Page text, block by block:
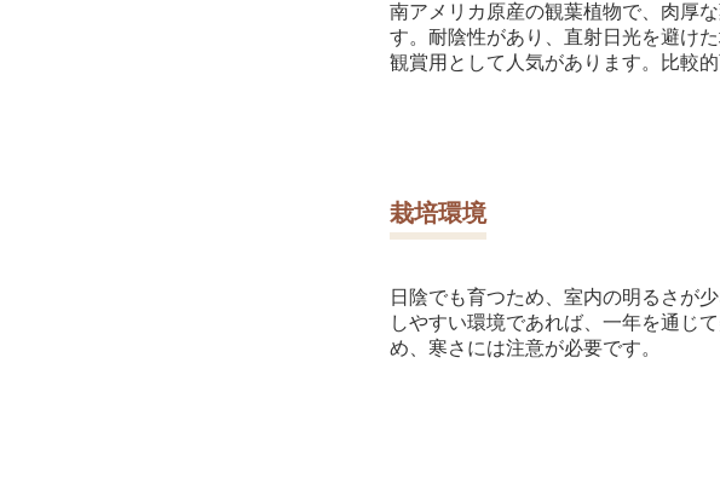
南アメリカ原産の観葉植物で、肉厚
す。耐陰性があり、直射日光を避け
観賞用として人気があります。比較
栽培環境
日陰でも育つため、室内の明るさが
しやすい環境であれば、一年を通じ
め、寒さには注意が必要です。